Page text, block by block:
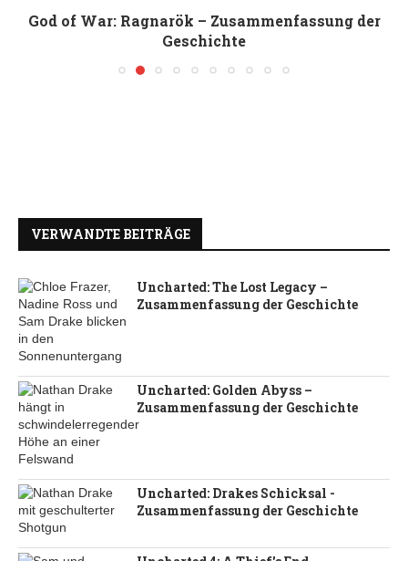
God of War: Ragnarök – Zusammenfassung der
Geschichte
VERWANDTE BEITRÄGE
Uncharted: The Lost Legacy –
Zusammenfassung der Geschichte
Uncharted: Golden Abyss –
Zusammenfassung der Geschichte
Uncharted: Drakes Schicksal -
Zusammenfassung der Geschichte